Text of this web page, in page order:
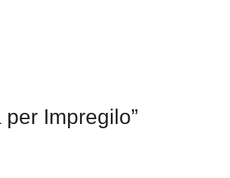
Impregilo”